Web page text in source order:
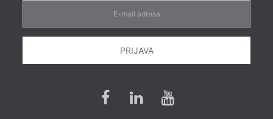
mail
adresa
PRIJAVA
Facebook
LinkedinYoutube